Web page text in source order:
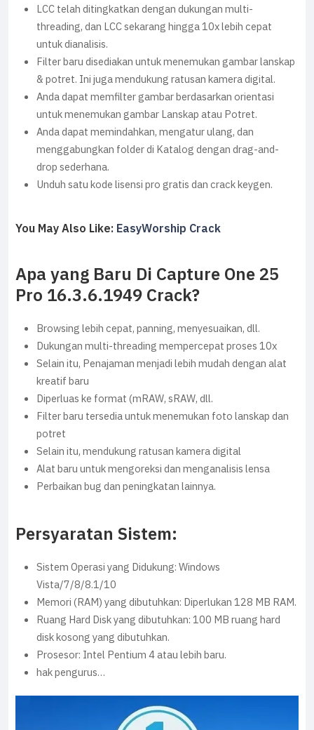
LCC telah ditingkatkan dengan dukungan multi-
threading, dan LCC sekarang hingga 10x lebih cepat
untuk dianalisis.
Filter baru disediakan untuk menemukan gambar lanskap
& potret. Ini juga mendukung ratusan kamera digital.
Anda dapat memfilter gambar berdasarkan orientasi
untuk menemukan gambar Lanskap atau Potret.
Anda dapat memindahkan, mengatur ulang, dan
menggabungkan folder di Katalog dengan drag-and-
drop sederhana.
Unduh satu kode lisensi pro gratis dan crack keygen.
You May Also Like: EasyWorship Crack
Apa yang Baru Di Capture One 25
Pro 16.3.6.1949 Crack?
Browsing lebih cepat, panning, menyesuaikan, dll.
Dukungan multi-threading mempercepat proses 10x
Selain itu, Penajaman menjadi lebih mudah dengan alat
kreatif baru
Diperluas ke format (mRAW, sRAW, dll.
Filter baru tersedia untuk menemukan foto lanskap dan
potret
Selain itu, mendukung ratusan kamera digital
Alat baru untuk mengoreksi dan menganalisis lensa
Perbaikan bug dan peningkatan lainnya.
Persyaratan Sistem:
Sistem Operasi yang Didukung: Windows
Vista/7/8/8.1/10
Memori (RAM) yang dibutuhkan: Diperlukan 128 MB RAM.
Ruang Hard Disk yang dibutuhkan: 100 MB ruang hard
disk kosong yang dibutuhkan.
Prosesor: Intel Pentium 4 atau lebih baru.
hak pengurus…